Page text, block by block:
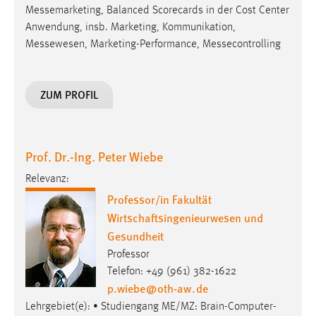
Messemarketing, Balanced Scorecards in der Cost Center
Anwendung, insb. Marketing, Kommunikation,
Messewesen, Marketing-Performance, Messecontrolling
ZUM PROFIL
Prof. Dr.-Ing. Peter Wiebe
Relevanz:
Professor/in Fakultät
Wirtschaftsingenieurwesen und
Gesundheit
Professor
Telefon: +49 (961) 382-1622
p.wiebe@oth-aw.de
Lehrgebiet(e): • Studiengang ME/MZ: Brain-Computer-
EXTERNE MEDIEN
Um Inhalte von Videoplattformen und Social Media
Plattformen anzeigen zu können, werden von diesen
YouTube